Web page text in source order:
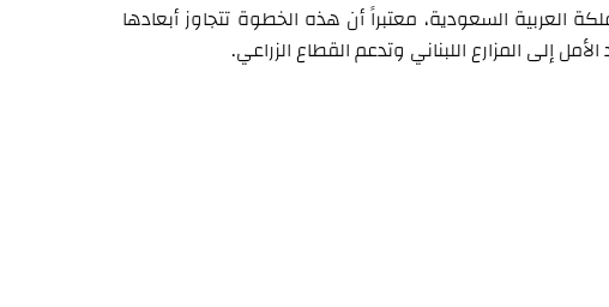
العربية السعودية، معتبراً أن هذه الخطوة تتجاوز أبعادها
إلى المزارع اللبناني وتدعم القطاع الزراعي.